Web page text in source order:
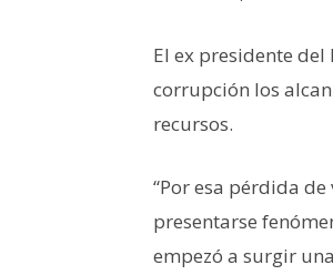
El ex presidente
corrupción los
recursos.
“Por esa pérdida
presentarse
empezó a surgir